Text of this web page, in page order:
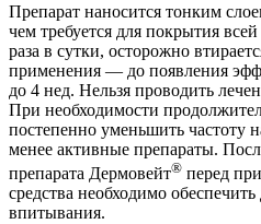
Препарат наносится тонким
чем требуется для покрытия
раза в сутки, осторожно
применения — до появления
до 4 нед. Нельзя проводить
При необходимости
постепенно уменьшить частоту
менее активные препараты.
препарата Дермовейт® перед
средства необходимо
впитывания.